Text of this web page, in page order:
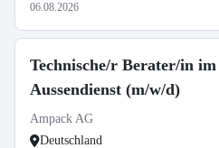
06.08.2026
Technische/r Berater/in im
Aussendienst (m/w/d)
Ampack AG
Deutschland